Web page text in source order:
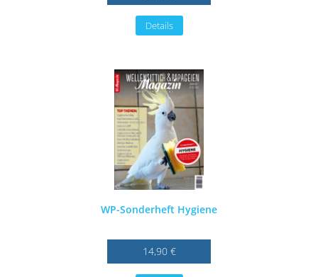
Details
WP-Sonderheft Hygiene
14,90 €